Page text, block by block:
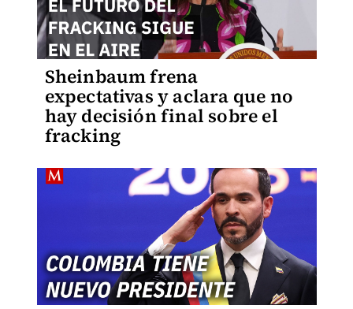
Sheinbaum frena
expectativas y aclara que no
hay decisión final sobre el
fracking